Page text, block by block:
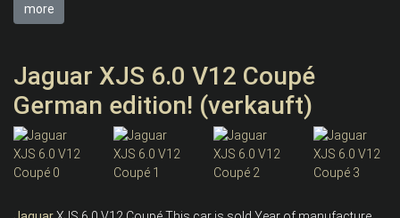
more
Jaguar XJS 6.0 V12 Coupé
German edition! (verkauft)